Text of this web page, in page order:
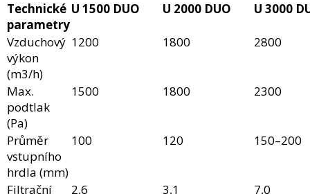
Technické
parametry
U 1500 DUO U 2000 DUO U 3000
Vzduchový
výkon
(m3/h)
1200 1800 2800
Max.
podtlak
(Pa)
1500 1800 2300
Průměr
vstupního
hrdla (mm)
100 120 150–200
Filtrační
2,6 3,1 7,0